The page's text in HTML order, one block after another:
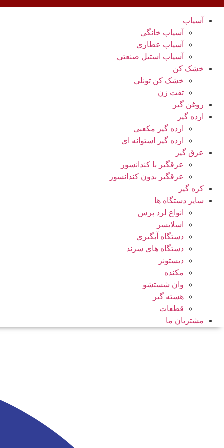
آسیاب
آسیاب خانگی
آسیاب عطاری
آسیاب استیل صنعتی
خشک کن
خشک کن تونلی
تفت زن
روغن گیر
ارده گیر
ارده گیر مکعبی
ارده گیر استوانه ای
عرق گیر
عرقگیر با کندانسور
عرقگیر بدون کندانسور
کره گیر
سایر دستگاه ها
انواع لرد پرس
اسلایسر
دستگاه آبگیری
دستگاه های سرند
دیستونر
مکنده
وان شستشو
هسته گیر
قطعات
مشتریان ما